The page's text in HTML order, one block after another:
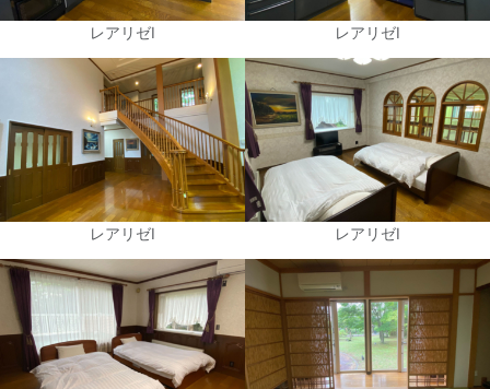
レアリゼⅠ レアリゼⅠ
レアリゼⅠ レアリゼⅠ